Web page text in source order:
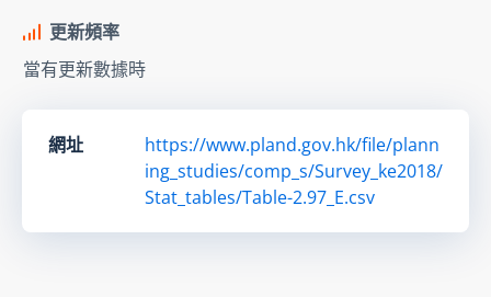
更新頻率
當有更新數據時
網址
https://www.pland.gov.hk/file/plann
ing_studies/comp_s/Survey_ke2018/
Stat_tables/Table-2.97_E.csv